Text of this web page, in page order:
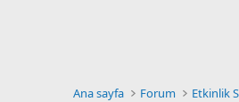
Ana sayfa Forum Etkinlik